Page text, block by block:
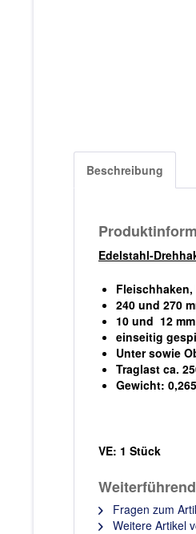
Beschreibung
Edelstahl-
240 und 270
10 und 12
einseitig
Unter sowie
Traglast ca.
Gewicht:
VE: 1 Stück
Fragen zum
Weitere Artikel